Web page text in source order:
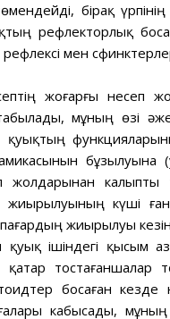
бірақ
рефлекторлық
мен
жоғарғы несеп
мұның өзі
қуықтың
бұзылуына
жолдарынан калыпты
жиырылуының күші
жиырылуы
қуық ішіндегі қысым
тостағаншалар
босаған кезде
кабысады, мұның